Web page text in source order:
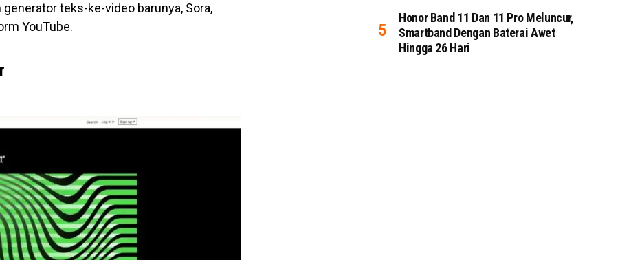
teks-ke-video barunya, Sora,
YouTube.
Honor Band 11 Dan 11 Pro Meluncur,
Smartband Dengan Baterai Awet
Hingga 26 Hari